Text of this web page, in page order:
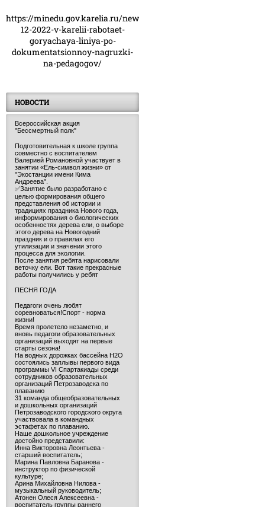
https://minedu.gov.karelia.ru/news/23-
12-2022-v-karelii-rabotaet-
goryachaya-liniya-po-
dokumentatsionnoy-nagruzki-
na-pedagogov/
НОВОСТИ
Всероссийская акция
"Бессмертный полк"
Подготовительная к школе группа
совместно с воспитателем
Валерией Романовной участвует в
занятии «Ель-символ жизни» от
"Экостанции имени Кима
Андреева".
✅Занятие было разработано с
целью формирования общего
представления об истории и
традициях праздника Нового года,
информирования о биологических
особенностях дерева ели, о выборе
этого дерева на Новогодний
праздник и о правилах его
утилизации и значении этого
процесса для экологии.
После занятия ребята нарисовали
веточку ели. Вот такие прекрасные
работы получились у ребят
ПЕСНЯ ГОДА
Педагоги очень любят
соревноваться!Спорт - норма
жизни!
Время пролетело незаметно, и
вновь педагоги образовательных
организаций выходят на первые
старты сезона!
На водных дорожках бассейна H2O
состоялись заплывы первого вида
программы VI Спартакиады среди
сотрудников образовательных
организаций Петрозаводска по
плаванию
31 команда общеобразовательных
и дошкольных организаций
Петрозаводского городского округа
участвовала в командных
эстафетах по плаванию.
Наше дошкольное учреждение
достойно представили:
Инна Викторовна Леонтьева -
старший воспитатель;
Марина Павловна Баранова -
инструктор по физической
культуре;
Арина Михайловна Нилова -
музыкальный руководитель;
Атонен Олеся Алексеевна -
воспитатель группы раннего